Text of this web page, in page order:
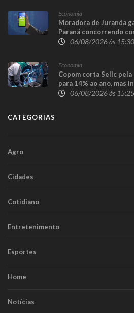
Economia
Moradora de Juranda
Paraná concorrendo
prêmio de R$ 100 mil
06/08/2026 às 15:30
Economia
Copom corta Selic
para 14% ao ano, mas
consideram redução
06/08/2026 às 15:25
CATEGORIAS
Agro
Cidades
Cotidiano
Entretenimento
Esportes
Home
Notícias